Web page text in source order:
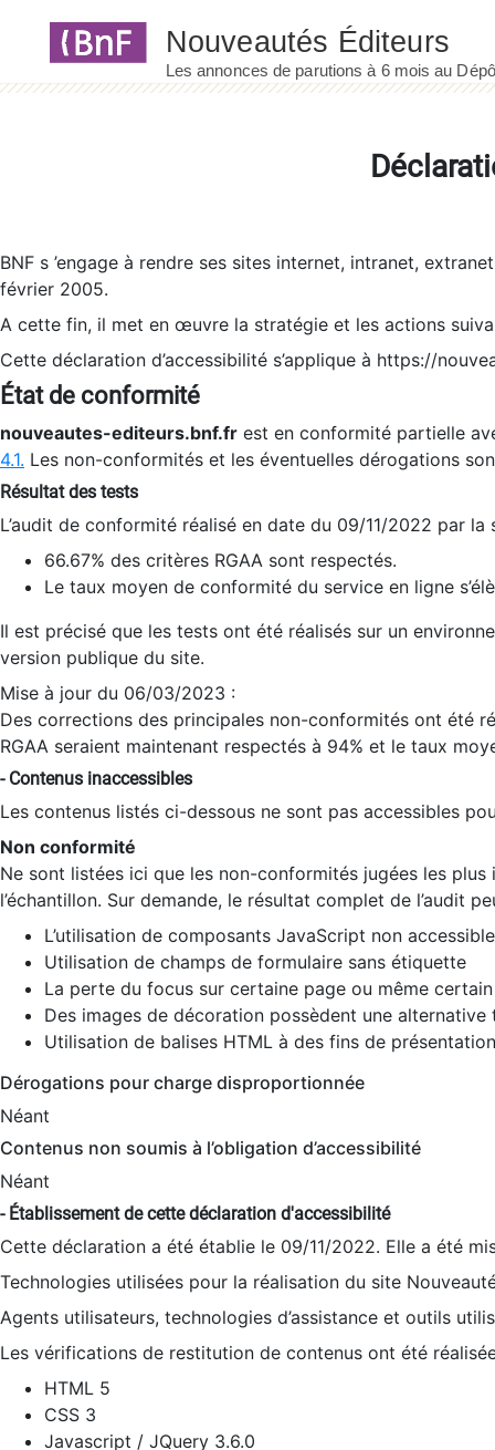
BNF s ’engage à rendre ses sites internet, intranet,
février 2005.
A cette fin, il met en œuvre la stratégie et les actions
Cette déclaration d’accessibilité s’applique à https://
État de conformité
nouveautes-editeurs.bnf.fr est en conformité partielle
4.1. Les non-conformités et les éventuelles dérogations
Résultat des tests
L’audit de conformité réalisé en date du 09/11/2022 par
66.67% des critères RGAA sont respectés.
Le taux moyen de conformité du service en ligne
Il est précisé que les tests ont été réalisés sur un
version publique du site.
Mise à jour du 06/03/2023 :
Des corrections des principales non-conformités ont été
RGAA seraient maintenant respectés à 94% et le taux
- Contenus inaccessibles
Les contenus listés ci-dessous ne sont pas accessibles
Non conformité
Ne sont listées ici que les non-conformités jugées les
l’échantillon. Sur demande, le résultat complet de l’audit
L’utilisation de composants JavaScript non
Utilisation de champs de formulaire sans étiquette
La perte du focus sur certaine page ou même
Des images de décoration possèdent une alternative
Utilisation de balises HTML à des fins de
Dérogations pour charge disproportionnée
Néant
Contenus non soumis à l’obligation d’accessibilité
Néant
- Établissement de cette déclaration d'accessibilité
Cette déclaration a été établie le 09/11/2022. Elle a été
Technologies utilisées pour la réalisation du site
Agents utilisateurs, technologies d’assistance et outils
Les vérifications de restitution de contenus ont été
HTML 5
CSS 3
Javascript / JQuery 3.6.0